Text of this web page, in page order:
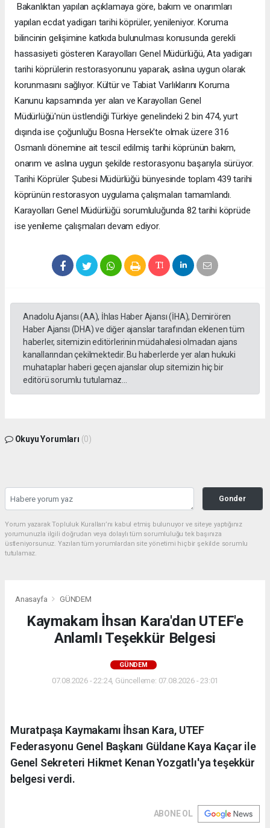
Bakanlıktan yapılan açıklamaya göre, bakım ve onarımları
yapılan ecdat yadigarı tarihi köprüler, yenileniyor. Koruma
bilincinin gelişimine katkıda bulunulması konusunda gerekli
hassasiyeti gösteren Karayolları Genel Müdürlüğü, Ata yadigarı
tarihi köprülerin restorasyonunu yaparak, aslına uygun olarak
korunmasını sağlıyor. Kültür ve Tabiat Varlıklarını Koruma
Kanunu kapsamında yer alan ve Karayolları Genel
Müdürlüğü'nün üstlendiği Türkiye genelindeki 2 bin 474, yurt
dışında ise çoğunluğu Bosna Hersek'te olmak üzere 316
Osmanlı dönemine ait tescil edilmiş tarihi köprünün bakım,
onarım ve aslına uygun şekilde restorasyonu başarıyla sürüyor.
Tarihi Köprüler Şubesi Müdürlüğü bünyesinde toplam 439 tarihi
köprünün restorasyon uygulama çalışmaları tamamlandı.
Karayolları Genel Müdürlüğü sorumluluğunda 82 tarihi köprüde
ise yenileme çalışmaları devam ediyor.
Anadolu Ajansı (AA), İhlas Haber Ajansı (İHA), Demirören
Haber Ajansı (DHA) ve diğer ajanslar tarafından eklenen tüm
haberler, sitemizin editörlerinin müdahalesi olmadan ajans
kanallarından çekilmektedir. Bu haberlerde yer alan hukuki
muhataplar haberi geçen ajanslar olup sitemizin hiç bir
editörü sorumlu tutulamaz...
Okuyu Yorumları (0)
Gonder
Yorum yazarak Topluluk Kuralları’nı kabul etmiş bulunuyor ve siteye yaptığınız
yorumunuzla ilgili doğrudan veya dolaylı tüm sorumluluğu tek başınıza
üstleniyorsunuz. Yazılan tüm yorumlardan site yönetimi hiçbir şekilde sorumlu
tutulamaz.
Anasayfa GÜNDEM
Kaymakam İhsan Kara'dan UTEF'e
Anlamlı Teşekkür Belgesi
GÜNDEM
07.08.2026 - 22:24, Güncelleme: 07.08.2026 - 23:01
Muratpaşa Kaymakamı İhsan Kara, UTEF
Federasyonu Genel Başkanı Güldane Kaya Kaçar ile
Genel Sekreteri Hikmet Kenan Yozgatlı'ya teşekkür
belgesi verdi.
ABONE OL